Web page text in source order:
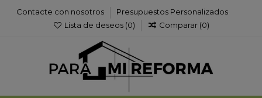
Contacte con nosotros
Presupuestos Personalizados
Lista de deseos (0) Comparar (0)